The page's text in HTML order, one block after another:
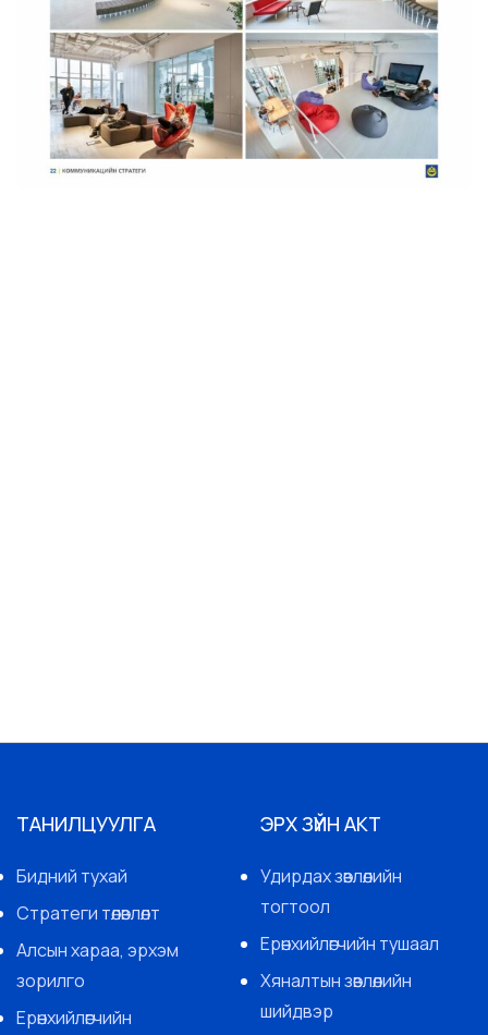
ТАНИЛЦУУЛГА
Бидний тухай
Стратеги төлөвлөлт
Алсын хараа, эрхэм
зорилго
Ерөнхийлөгчийн
ЭРХ ЗҮЙН АКТ
Удирдах зөвлөлийн
тогтоол
Ерөнхийлөгчийн тушаал
Хяналтын зөвлөлийн
шийдвэр